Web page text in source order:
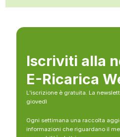
Iscriviti alla
E-Ricarica
L’iscrizione è gratuita. La
giovedì
Ogni settimana una raccolta
informazioni che riguardano il